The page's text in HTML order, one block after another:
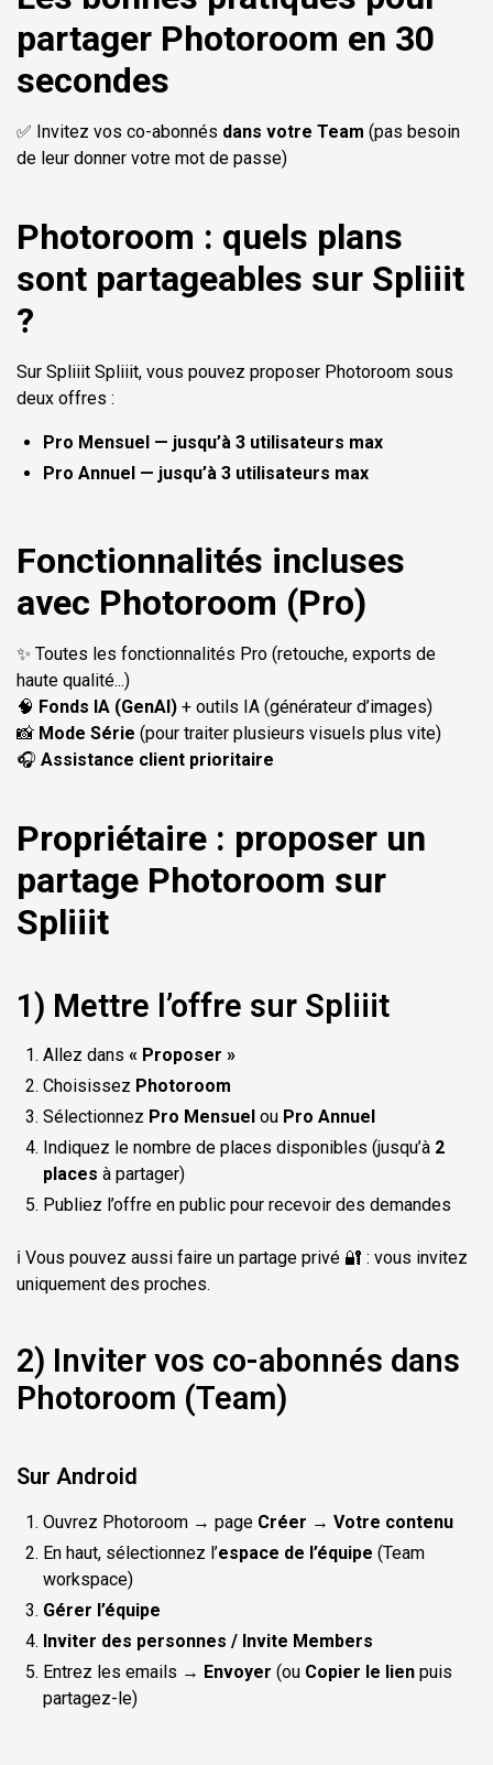
partager Photoroom en 30
secondes
✅ Invitez vos co-abonnés dans votre Team (pas besoin
de leur donner votre mot de passe)
Photoroom : quels plans
sont partageables sur Spliiit
?
Sur Spliiit Spliiit, vous pouvez proposer Photoroom sous
deux offres :
Pro Mensuel — jusqu’à 3 utilisateurs max
Pro Annuel — jusqu’à 3 utilisateurs max
Fonctionnalités incluses
avec Photoroom (Pro)
✨ Toutes les fonctionnalités Pro (retouche, exports de
haute qualité...)
🧠 Fonds IA (GenAI) + outils IA (générateur d’images)
📸 Mode Série (pour traiter plusieurs visuels plus vite)
🎧 Assistance client prioritaire
Propriétaire : proposer un
partage Photoroom sur
Spliiit
1) Mettre l’offre sur Spliiit
Allez dans « Proposer »
Choisissez Photoroom
Sélectionnez Pro Mensuel ou Pro Annuel
Indiquez le nombre de places disponibles (jusqu’à 2
places à partager)
Publiez l’offre en public pour recevoir des demandes
ℹ️ Vous pouvez aussi faire un partage privé 🔐 : vous invitez
uniquement des proches.
2) Inviter vos co-abonnés dans
Photoroom (Team)
Sur Android
Ouvrez Photoroom → page Créer → Votre contenu
En haut, sélectionnez l’espace de l’équipe (Team
workspace)
Gérer l’équipe
Inviter des personnes / Invite Members
Entrez les emails → Envoyer (ou Copier le lien puis
partagez-le)